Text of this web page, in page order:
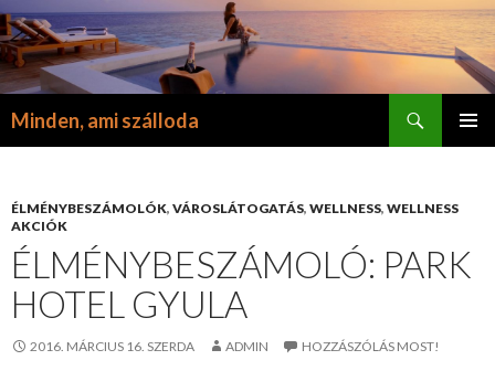
Minden, ami szálloda
ÉLMÉNYBESZÁMOLÓK, VÁROSLÁTOGATÁS, WELLNESS, WELLNESS
AKCIÓK
ÉLMÉNYBESZÁMOLÓ: PARK
HOTEL GYULA
2016. MÁRCIUS 16. SZERDA ADMIN HOZZÁSZÓLÁS MOST!